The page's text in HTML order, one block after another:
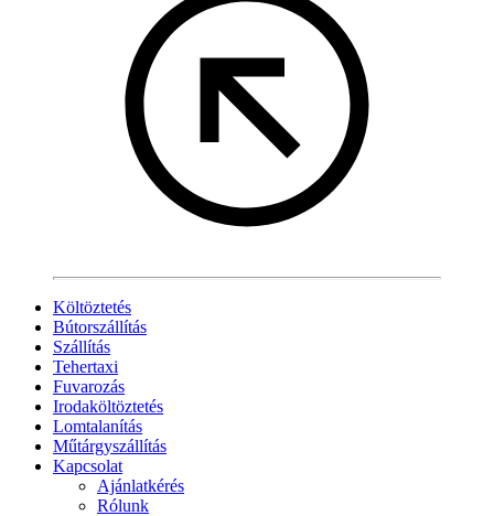
Költöztetés
Bútorszállítás
Szállítás
Tehertaxi
Fuvarozás
Irodaköltöztetés
Lomtalanítás
Műtárgyszállítás
Kapcsolat
Ajánlatkérés
Rólunk